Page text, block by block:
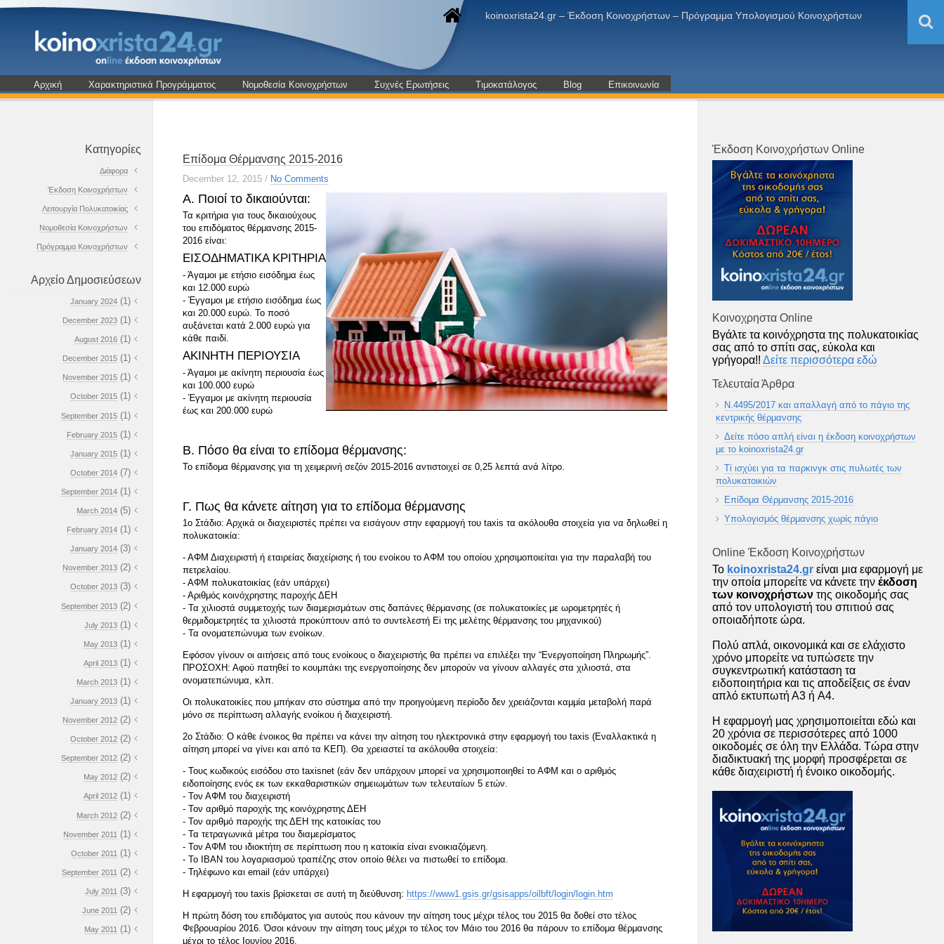
koinoxrista24.gr – Έκδοση Κοινοχρήστων – Πρόγραμμα Υπολογισμού Κοινοχρήστων
Αρχική Χαρακτηριστικά Προγράμματος Νομοθεσία Κοινοχρήστων Συχνές Ερωτήσεις Τιμοκατάλογος Blog Επικοινωνία
Επίδομα Θέρμανσης 2015-2016
December 12, 2015/ No Comments
Α. Ποιοί το δικαιούνται:
Τα κριτήρια για τους δικαιούχους
του επιδόματος θέρμανσης 2015-
2016 είναι:
ΕΙΣΟΔΗΜΑΤΙΚΑ ΚΡΙΤΗΡΙΑ
- Άγαμοι με ετήσιο εισόδημα έως
και 12.000 ευρώ
- Έγγαμοι με ετήσιο εισόδημα έως
και 20.000 ευρώ. Το ποσό
αυξάνεται κατά 2.000 ευρώ για
κάθε παιδί.
ΑΚΙΝΗΤΗ ΠΕΡΙΟΥΣΙΑ
- Άγαμοι με ακίνητη περιουσία έως
και 100.000 ευρώ
- Έγγαμοι με ακίνητη περιουσία
έως και 200.000 ευρώ
Β. Πόσο θα είναι το επίδομα θέρμανσης:
Το επίδομα θέρμανσης για τη χειμερινή σεζόν 2015-2016 αντιστοιχεί σε 0,25 λεπτά ανά λίτρο.
Γ. Πως θα κάνετε αίτηση για το επίδομα θέρμανσης
1ο Στάδιο: Αρχικά οι διαχειριστές πρέπει να εισάγουν στην εφαρμογή του taxis τα ακόλουθα στοιχεία για να δηλωθεί η
πολυκατοικία:
- ΑΦΜ Διαχειριστή ή εταιρείας διαχείρισης ή του ενοίκου το ΑΦΜ του οποίου χρησιμοποιείται για την παραλαβή του
πετρελαίου.
- ΑΦΜ πολυκατοικίας (εάν υπάρχει)
- Αριθμός κοινόχρηστης παροχής ΔΕΗ
- Τα χιλιοστά συμμετοχής των διαμερισμάτων στις δαπάνες θέρμανσης (σε πολυκατοικίες με ωρομετρητές ή
θερμιδομετρητές τα χιλιοστά προκύπτουν από το συντελεστή Ei της μελέτης θέρμανσης του μηχανικού)
- Τα ονοματεπώνυμα των ενοίκων.
Εφόσον γίνουν οι αιτήσεις από τους ενοίκους ο διαχειριστής θα πρέπει να επιλέξει την “Ενεργοποίηση Πληρωμής”.
ΠΡΟΣΟΧΗ: Αφού πατηθεί το κουμπάκι της ενεργοποίησης δεν μπορούν να γίνουν αλλαγές στα χιλιοστά, στα
ονοματεπώνυμα, κλπ.
Οι πολυκατοικίες που μπήκαν στο σύστημα από την προηγούμενη περίοδο δεν χρειάζονται καμμία μεταβολή παρά
μόνο σε περίπτωση αλλαγής ενοίκου ή διαχειριστή.
2ο Στάδιο: Ο κάθε ένοικος θα πρέπει να κάνει την αίτηση του ηλεκτρονικά στην εφαρμογή του taxis (Εναλλακτικά η
αίτηση μπορεί να γίνει και από τα ΚΕΠ). Θα χρειαστεί τα ακόλουθα στοιχεία:
- Τους κωδικούς εισόδου στο taxisnet (εάν δεν υπάρχουν μπορεί να χρησιμοποιηθεί το ΑΦΜ και ο αριθμός
ειδοποίησης ενός εκ των εκκαθαριστικών σημειωμάτων των τελευταίων 5 ετών.
- Τον ΑΦΜ του διαχειριστή
- Τον αριθμό παροχής της κοινόχρηστης ΔΕΗ
- Τον αριθμό παροχής της ΔΕΗ της κατοικίας του
- Τα τετραγωνικά μέτρα του διαμερίσματος
- Τον ΑΦΜ του ιδιοκτήτη σε περίπτωση που η κατοικία είναι ενοικιαζόμενη.
- Το IBAN του λογαριασμού τραπέζης στον οποίο θέλει να πιστωθεί το επίδομα.
- Τηλέφωνο και email (εάν υπάρχει)
Η εφαρμογή του taxis βρίσκεται σε αυτή τη διεύθυνση: https://www1.gsis.gr/gsisapps/oilbft/login/login.htm
Η πρώτη δόση του επιδόματος για αυτούς που κάνουν την αίτηση τους μέχρι τέλος του 2015 θα δοθεί στο τέλος
Φεβρουαρίου 2016. Όσοι κάνουν την αίτηση τους μέχρι το τέλος τον Μάιο του 2016 θα πάρουν το επίδομα θέρμανσης
μέχρι το τέλος Ιουνίου 2016.
Κατηγορίες
Διάφορα
Έκδοση Κοινοχρήστων
Λειτουργία Πολυκατοικίας
Νομοθεσία Κοινοχρήστων
Πρόγραμμα Κοινοχρήστων
Αρχείο Δημοσιεύσεων
January 2024(1)
December 2023(1)
August 2016(1)
December 2015(1)
November 2015(1)
October 2015(1)
September 2015(1)
February 2015(1)
January 2015(1)
October 2014(7)
September 2014(1)
March 2014(5)
February 2014(1)
January 2014(3)
November 2013(2)
October 2013(3)
September 2013(2)
July 2013(1)
May 2013(1)
April 2013(1)
March 2013(1)
January 2013(1)
November 2012(2)
October 2012(2)
September 2012(2)
May 2012(2)
April 2012(1)
March 2012(2)
November 2011 (1)
October 2011 (1)
September 2011 (2)
July 2011 (3)
June 2011(2)
May 2011(1)
Έκδοση Κοινοχρήστων Online
Κοινοχρηστα Online
Βγάλτε τα κοινόχρηστα της πολυκατοικίας
σας από το σπίτι σας, εύκολα και
γρήγορα!! Δείτε περισσότερα εδώ
Τελευταία Άρθρα
Ν.4495/2017 και απαλλαγή από το πάγιο της
κεντρικής θέρμανσης
Δείτε πόσο απλή είναι η έκδοση κοινοχρήστων
με το koinoxrista24.gr
Τί ισχύει για τα παρκινγκ στις πυλωτές των
πολυκατοικιών
Επίδομα Θέρμανσης 2015-2016
Υπολογισμός θέρμανσης χωρίς πάγιο
Online Έκδοση Κοινοχρήστων
To koinoxrista24.gr είναι μια εφαρμογή με
την οποία μπορείτε να κάνετε την έκδοση
των κοινοχρήστων της οικοδομής σας
από τον υπολογιστή του σπιτιού σας
οποιαδήποτε ώρα.
Πολύ απλά, οικονομικά και σε ελάχιστο
χρόνο μπορείτε να τυπώσετε την
συγκεντρωτική κατάσταση τα
ειδοποιητήρια και τις αποδείξεις σε έναν
απλό εκτυπωτή Α3 ή A4.
Η εφαρμογή μας χρησιμοποιείται εδώ και
20 χρόνια σε περισσότερες από 1000
οικοδομές σε όλη την Ελλάδα. Τώρα στην
διαδικτυακή της μορφή προσφέρεται σε
κάθε διαχειριστή ή ένοικο οικοδομής.